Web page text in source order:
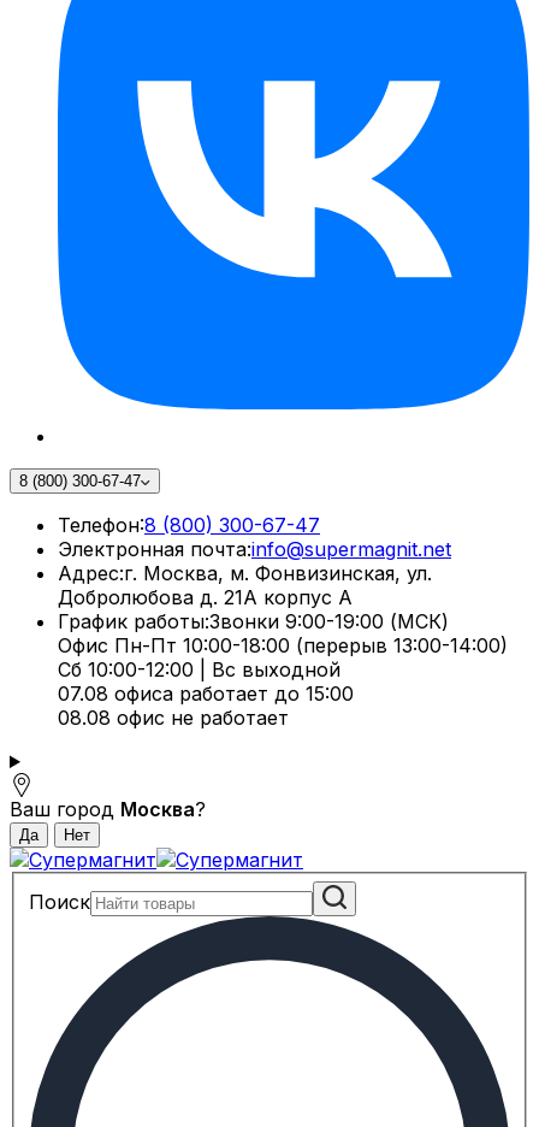
8 (800) 300-67-47
Телефон:8 (800) 300-67-47
Электронная почта:info@supermagnit.net
Адрес:г. Москва, м. Фонвизинская, ул.
Добролюбова д. 21А корпус А
График работы:Звонки 9:00-19:00 (МСК)
Офис Пн-Пт 10:00-18:00 (перерыв 13:00-14:00)
Сб 10:00-12:00 | Вс выходной
07.08 офиса работает до 15:00
08.08 офис не работает
Ваш город Москва?
Поиск